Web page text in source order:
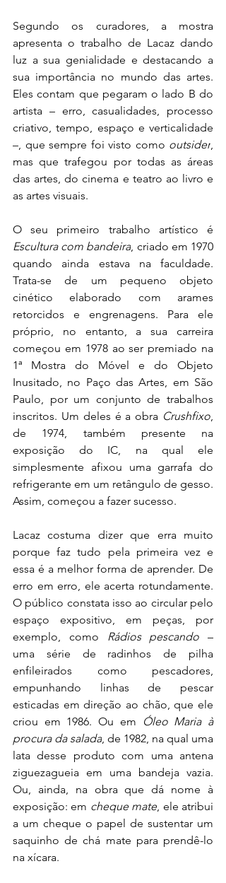
Segundo os curadores, a mostra
apresenta o trabalho de Lacaz dando
luz a sua genialidade e destacando a
sua importância no mundo das artes.
Eles contam que pegaram o lado B do
artista – erro, casualidades, processo
criativo, tempo, espaço e verticalidade
–, que sempre foi visto como outsider,
mas que trafegou por todas as áreas
das artes, do cinema e teatro ao livro e
as artes visuais.
Escultura com bandeira, criado em 1970
quando ainda estava na faculdade.
Trata-se de um pequeno objeto
cinético elaborado com arames
retorcidos e engrenagens. Para ele
próprio, no entanto, a sua carreira
começou em 1978 ao ser premiado na
1ª Mostra do Móvel e do Objeto
Inusitado, no Paço das Artes, em São
Paulo, por um conjunto de trabalhos
inscritos. Um deles é a obra Crushfixo,
de 1974, também presente na
exposição do IC, na qual ele
simplesmente afixou uma garrafa do
refrigerante em um retângulo de gesso.
Assim, começou a fazer sucesso.
Lacaz costuma dizer que erra muito
porque faz tudo pela primeira vez e
essa é a melhor forma de aprender. De
erro em erro, ele acerta rotundamente.
O público constata isso ao circular pelo
espaço expositivo, em peças, por
exemplo, como Rádios pescando –
uma série de radinhos de pilha
enfileirados como pescadores,
empunhando linhas de pescar
esticadas em direção ao chão, que ele
criou em 1986. Ou em Óleo Maria à
procura da salada, de 1982, na qual uma
lata desse produto com uma antena
ziguezagueia em uma bandeja vazia.
Ou, ainda, na obra que dá nome à
exposição: em cheque mate, ele atribui
a um cheque o papel de sustentar um
saquinho de chá mate para prendê-lo
na xícara.